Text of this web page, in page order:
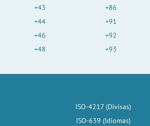
+43
+44
+46
+48
+86
+91
+92
+93
ISO-4217 (Divisas)
ISO-639 (Idiomas)